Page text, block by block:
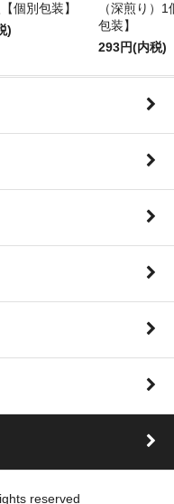
個別包装】
)
（深煎り）
包装】
293円(内税)
reserved